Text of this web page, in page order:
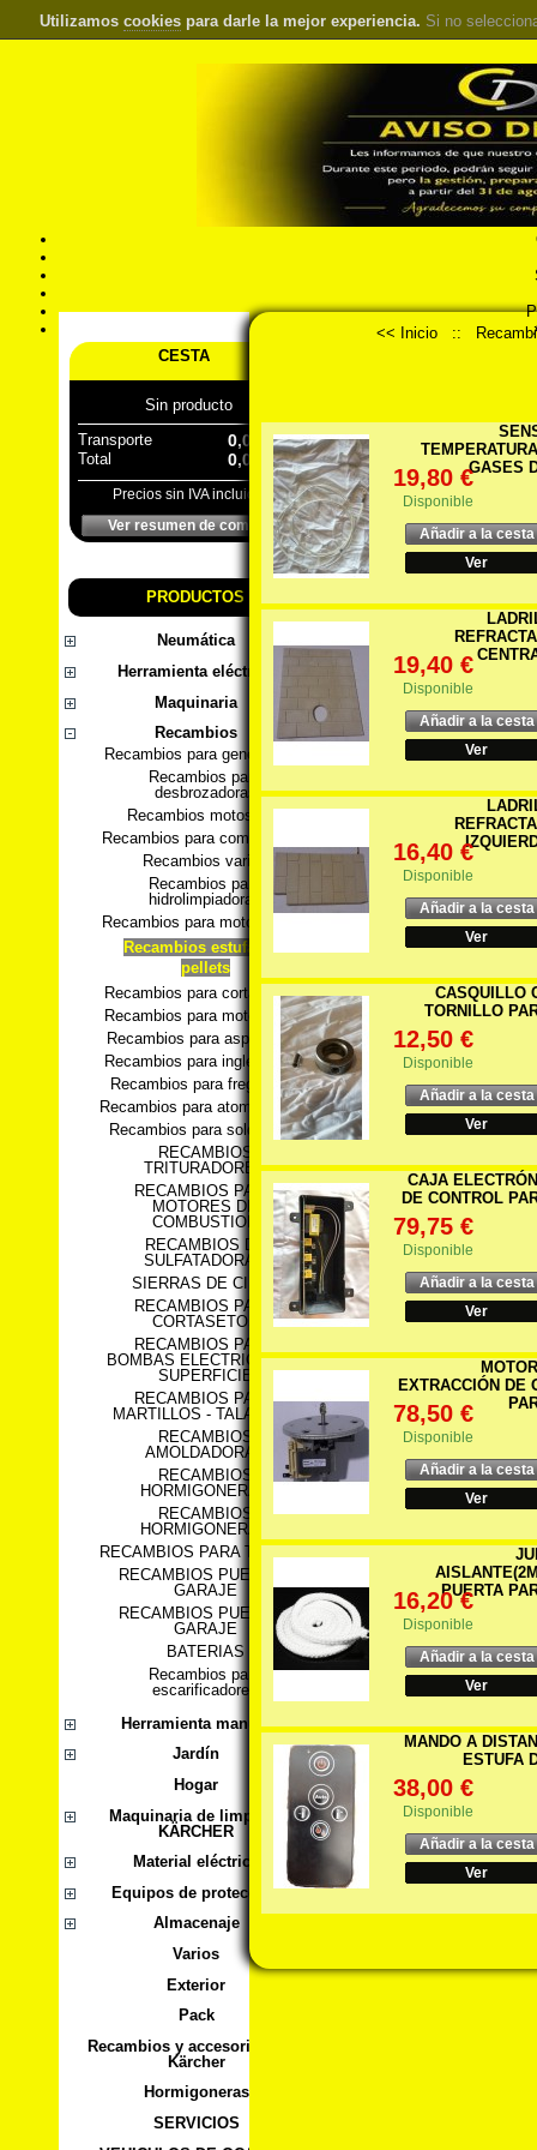
Utilizamos cookies para darle la mejor experiencia. Si no
CESTA
Sin producto
Transporte
0,00 €
Total 0,00 €
Precios sin IVA incluido
Ver resumen de compra
PRODUCTOS
Neumática
Herramienta eléctrica
Maquinaria
Recambios
Recambios para generadores
Recambios para
desbrozadoras
Recambios motosierra
Recambios para compresores
Recambios varios
Recambios para
hidrolimpiadoras
Recambios para motobombas
Recambios estufas de
pellets
Recambios para cortacesped
Recambios para motoazadas
Recambios para aspiradores
Recambios para ingletadoras
Recambios para fregadoras
Recambios para atomizadores
Recambios para soldadores
RECAMBIOS
TRITURADORES
RECAMBIOS PARA
MOTORES DE
COMBUSTION
RECAMBIOS DE
SULFATADORAS
SIERRAS DE CINTA
RECAMBIOS PARA
CORTASETOS
RECAMBIOS PARA
BOMBAS ELECTRICAS DE
SUPERFICIE
RECAMBIOS PARA
MARTILLOS - TALADROS
RECAMBIOS
AMOLDADORAS
RECAMBIOS
HORMIGONERAS
RECAMBIOS
HORMIGONERAS
RECAMBIOS PARA TIJERAS
RECAMBIOS PUERTAS
GARAJE
RECAMBIOS PUERTAS
GARAJE
BATERIAS
Recambios para
escarificadores
Herramienta manual
Jardín
Hogar
Maquinaria de limpieza
KÄRCHER
Material eléctrico
Equipos de protección
Almacenaje
Varios
Exterior
Pack
Recambios y accesorios para
Kärcher
Hormigoneras
SERVICIOS
<< Inicio ::
GASES
19,80 €
Disponible
Añadir a la cesta
Ver
19,40 €
Disponible
Añadir a la cesta
Ver
16,40 €
Disponible
Añadir a la cesta
Ver
CASQUILLO
TORNILLO
12,50 €
Disponible
Añadir a la cesta
Ver
CAJA
DE CONTROL
79,75 €
Disponible
Añadir a la cesta
Ver
EXTRACCIÓN DE
78,50 €
Disponible
Añadir a la cesta
Ver
PUERTA
16,20 €
Disponible
Añadir a la cesta
Ver
MANDO A
ESTUFA
38,00 €
Disponible
Añadir a la cesta
Ver